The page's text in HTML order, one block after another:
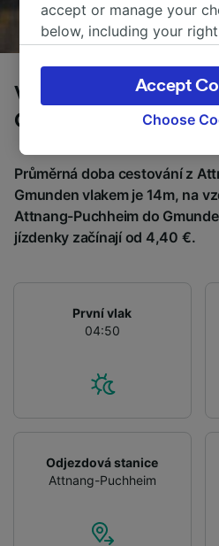
Vlaky z Attnang-
Gmunden
Průměrná doba cestování z
Gmunden vlakem je 14m, na
Attnang-Puchheim do
jízdenky začínají od 4,40 €.
První vlak
04:50
Odjezdová stanice
Attnang-Puchheim
accept or manage your
below, including your
the privacy policy page.
signaled to our partners
browsing data. Your data
track you.
We and our partners
Use precise geolocation
device characteristics for
and/or access information
advertising and content
List of Partners
Choose
Accept